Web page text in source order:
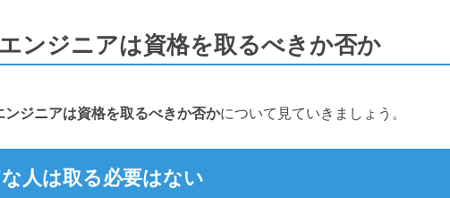
ンジニアは資格を取るべきか否か
ンジニアは資格を取るべきか否かについて見ていきましょう。
人は取る必要はない